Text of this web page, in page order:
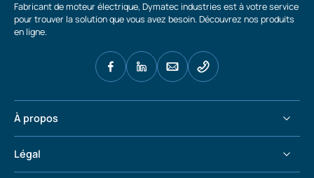
Fabricant de moteur électrique, Dymatec industries est à votre service
pour trouver la solution que vous avez besoin. Découvrez nos produits
en ligne.
À propos
Légal